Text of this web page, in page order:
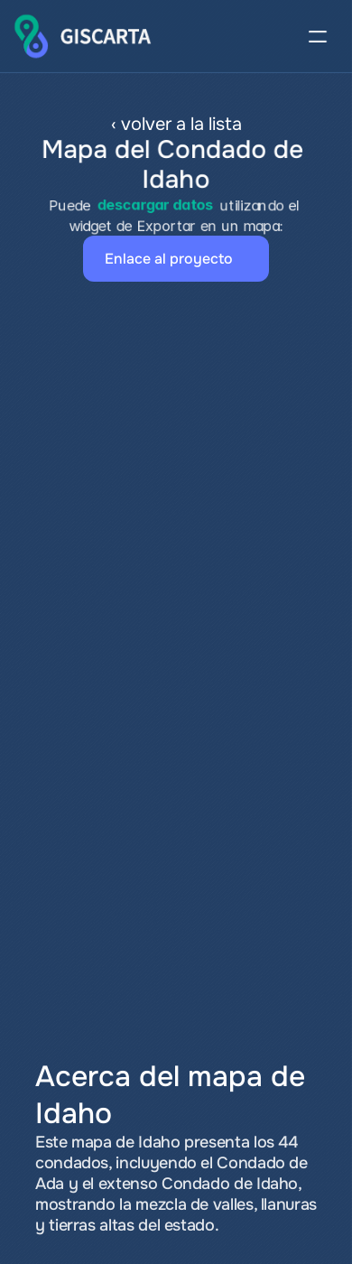
‹ volver a la lista
Mapa del Condado de
Idaho
Puede descargar datos utilizando el
widget de Exportar en un mapa:
Enlace al proyecto
Acerca del mapa de
Idaho
Este mapa de Idaho presenta los 44
condados, incluyendo el Condado de
Ada y el extenso Condado de Idaho,
mostrando la mezcla de valles, llanuras
y tierras altas del estado.